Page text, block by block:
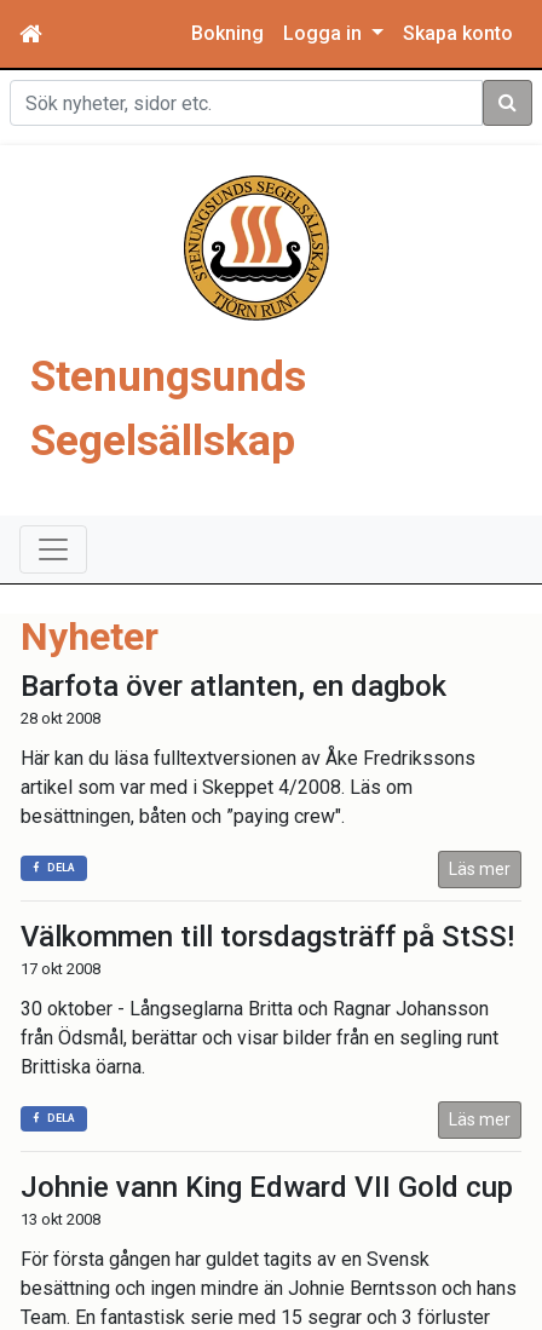
Bokning Logga in Skapa konto
Sök
Stenungsunds
Segelsällskap
Nyheter
Barfota över atlanten, en dagbok
28 okt 2008
Här kan du läsa fulltextversionen av Åke Fredrikssons
artikel som var med i Skeppet 4/2008. Läs om
besättningen, båten och ”paying crew".
DELA Läs mer
Välkommen till torsdagsträff på StSS!
17 okt 2008
30 oktober - Långseglarna Britta och Ragnar Johansson
från Ödsmål, berättar och visar bilder från en segling runt
Brittiska öarna.
DELA Läs mer
Johnie vann King Edward VII Gold cup
13 okt 2008
För första gången har guldet tagits av en Svensk
besättning och ingen mindre än Johnie Berntsson och hans
Team. En fantastisk serie med 15 segrar och 3 förluster